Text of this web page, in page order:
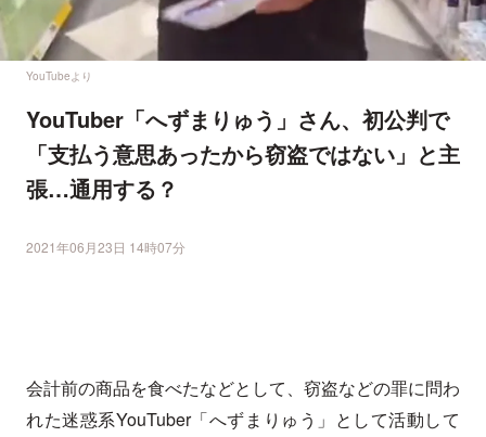
YouTubeより
YouTuber「へずまりゅう」さん、初公判で
「支払う意思あったから窃盗ではない」と主
張…通用する？
2021年06月23日 14時07分
会計前の商品を食べたなどとして、窃盗などの罪に問わ
れた迷惑系YouTuber「へずまりゅう」として活動して